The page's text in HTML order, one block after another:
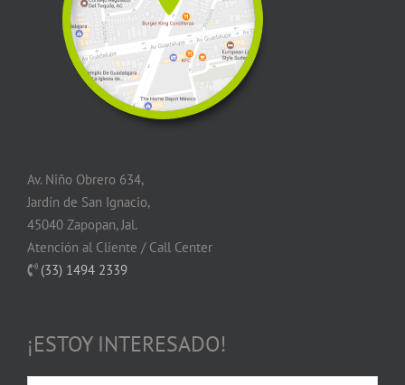
Av. Niño Obrero 634,
Jardín de San Ignacio,
45040 Zapopan, Jal.
Atención al Cliente / Call Center
(33) 1494 2339
¡ESTOY INTERESADO!